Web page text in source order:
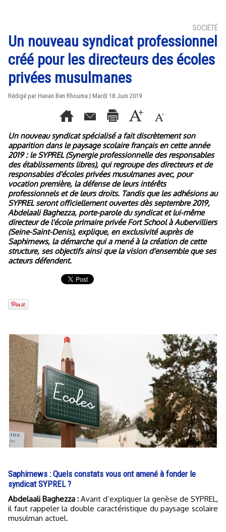
SOCIÉTÉ
Un nouveau syndicat professionnel
créé pour les directeurs des écoles
privées musulmanes
Rédigé par Hanan Ben Rhouma | Mardi 18 Juin 2019
Un nouveau syndicat spécialisé a fait discrètement son
apparition dans le paysage scolaire français en cette année
2019 : le SYPREL (Synergie professionnelle des responsables
des établissements libres), qui regroupe des directeurs et de
responsables d'écoles privées musulmanes avec, pour
vocation première, la défense de leurs intérêts
professionnels et de leurs droits. Tandis que les adhésions au
SYPREL seront officiellement ouvertes dès septembre 2019,
Abdelaali Baghezza, porte-parole du syndicat et lui-même
directeur de l'école primaire privée Fort School à Aubervilliers
(Seine-Saint-Denis), explique, en exclusivité auprès de
Saphirnews, la démarche qui a mené à la création de cette
structure, ses objectifs ainsi que la vision d'ensemble que ses
acteurs défendent.
Saphirnews : Quels constats vous ont amené à fonder le
syndicat SYPREL ?
Abdelaali Baghezza : Avant d’expliquer la genèse de SYPREL,
il faut rappeler la double caractéristique du paysage scolaire
musulman actuel.